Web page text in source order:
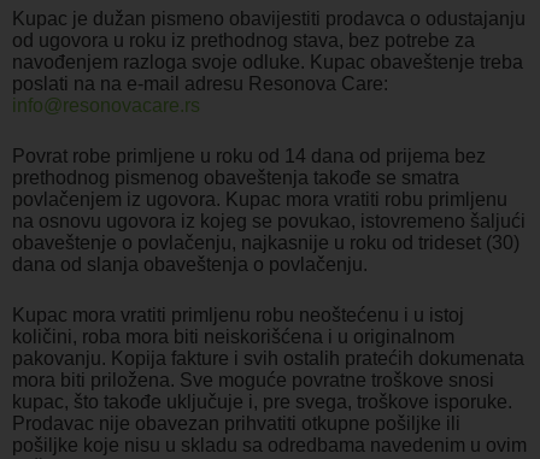
Kupac je dužan pismeno obavijestiti prodavca o odustajanju
od ugovora u roku iz prethodnog stava, bez potrebe za
navođenjem razloga svoje odluke. Kupac obaveštenje treba
poslati na na e-mail adresu Resonova Care:
info@resonovacare.rs
Povrat robe primljene u roku od 14 dana od prijema bez
prethodnog pismenog obaveštenja takođe se smatra
povlačenjem iz ugovora. Kupac mora vratiti robu primljenu
na osnovu ugovora iz kojeg se povukao, istovremeno šaljući
obaveštenje o povlačenju, najkasnije u roku od trideset (30)
dana od slanja obaveštenja o povlačenju.
Kupac mora vratiti primljenu robu neoštećenu i u istoj
količini, roba mora biti neiskorišćena i u originalnom
pakovanju. Kopija fakture i svih ostalih pratećih dokumenata
mora biti priložena. Sve moguće povratne troškove snosi
kupac, što takođe uključuje i, pre svega, troškove isporuke.
Prodavac nije obavezan prihvatiti otkupne pošiljke ili
pošiljke koje nisu u skladu sa odredbama navedenim u ovim